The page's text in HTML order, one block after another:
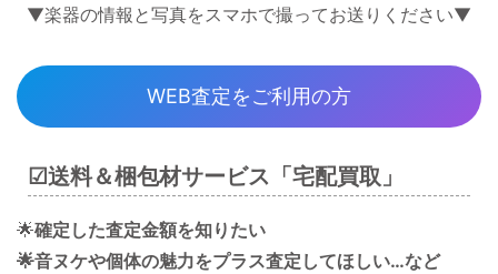
▼楽器の情報と写真をスマホで撮ってお送りください▼
WEB査定をご利用の方
☑︎送料＆梱包材サービス「宅配買取」
🌟確定した査定金額を知りたい
🌟音ヌケや個体の魅力をプラス査定してほしい…など